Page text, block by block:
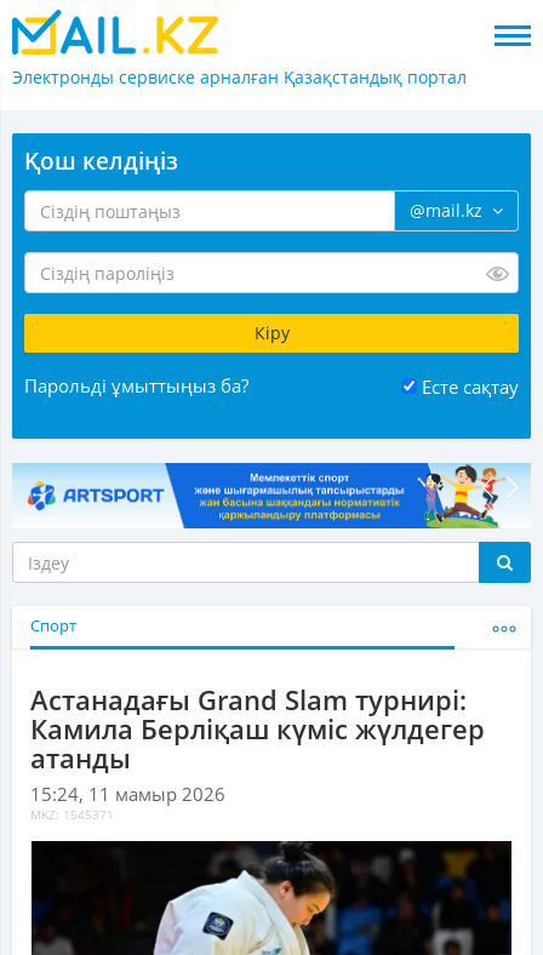
Электронды сервиске арналған Қазақстандық портал
Қош келдіңіз
@mail.kz
Парольді ұмыттыңыз ба? Есте сақтау
Спорт
Астанадағы Grand Slam турнирі:
Камила Берліқаш күміс жүлдегер
атанды
15:24, 11 мамыр 2026
MKZ: 1545371